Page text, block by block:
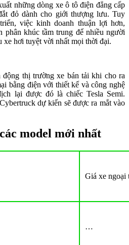
những dòng xe ô tô điện đẳng cấp
đỏ dành cho giới thượng lưu. Tuy
việc kinh doanh thuận lợi hơn,
phân khúc tầm trung để nhiều người
xe hơi tuyệt vời nhất mọi thời đại.
động thị trường xe bán tải khi cho ra
bằng điện với thiết kế và công nghệ
lại được đó là chiếc Tesla Semi.
dự kiến sẽ được ra mắt vào
model mới nhất
Giá xe ngoại
…